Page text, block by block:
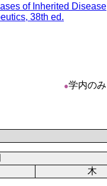
of Inherited Disease
38th ed.
●学内のみ
木